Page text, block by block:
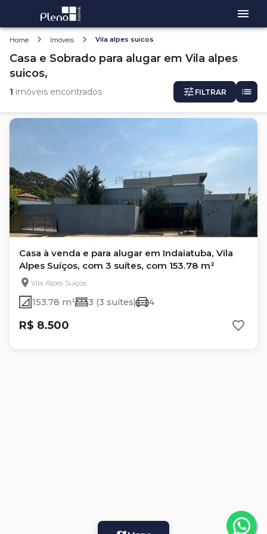
Home Imóveis Vila alpes suicos
Casa e Sobrado para alugar em Vila alpes
suicos,
1 imóveis encontrados FILTRAR
Casa à venda e para alugar em Indaiatuba, Vila
Alpes Suíços, com 3 suítes, com 153.78 m²
Vila Alpes Suíços
153.78 m² 3 (3 suítes) 4
R$ 8.500